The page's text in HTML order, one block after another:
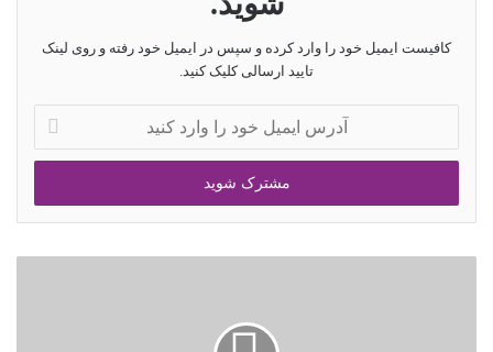
کافیست ایمیل خود را وارد کرده و سپس در ایمیل خود رفته و روی لینک
تایید ارسالی کلیک کنید.